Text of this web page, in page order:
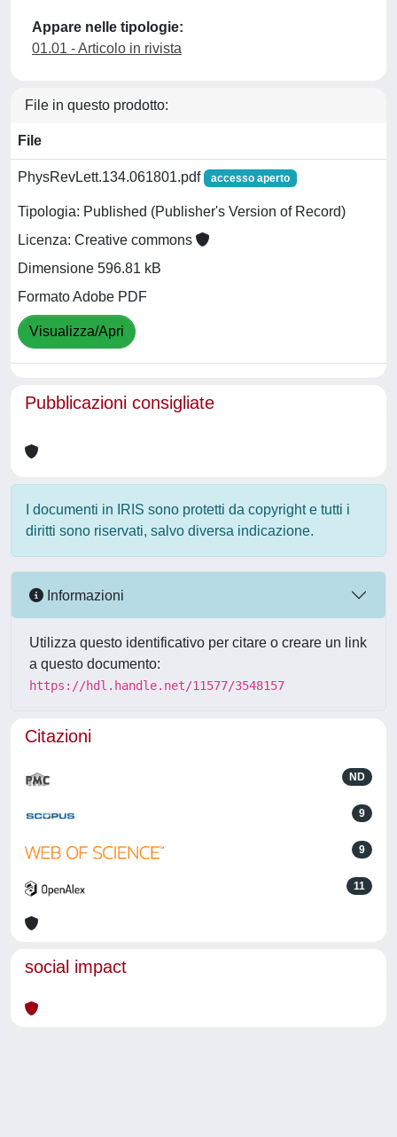
Appare nelle tipologie:
01.01 - Articolo in rivista
File in questo prodotto:
File
PhysRevLett.134.061801.pdf accesso aperto
Tipologia: Published (Publisher's Version of Record)
Licenza: Creative commons
Dimensione 596.81 kB
Formato Adobe PDF
Visualizza/Apri
Pubblicazioni consigliate
I documenti in IRIS sono protetti da copyright e tutti i
diritti sono riservati, salvo diversa indicazione.
Informazioni
Utilizza questo identificativo per citare o creare un link
a questo documento:
https://hdl.handle.net/11577/3548157
Citazioni
ND
9
9
11
social impact